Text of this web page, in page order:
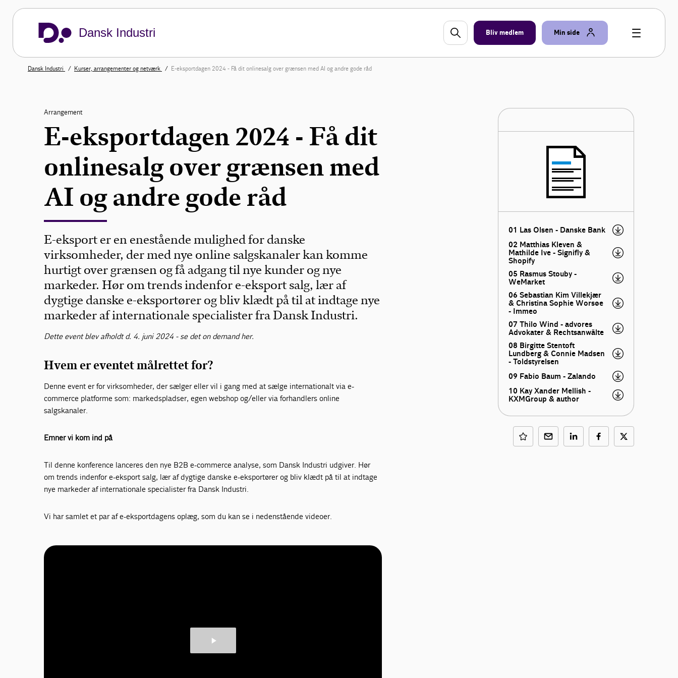
Dansk Industri Bliv medlem Min side
Dansk Industri Kurser, arrangementer og netværk E-eksportdagen 2024 - Få dit onlinesalg over grænsen med AI og andre gode råd
Arrangement
E-eksportdagen 2024 - Få dit
onlinesalg over grænsen med
AI og andre gode råd
E-eksport er en enestående mulighed for danske
virksomheder, der med nye online salgskanaler kan komme
hurtigt over grænsen og få adgang til nye kunder og nye
markeder. Hør om trends indenfor e-eksport salg, lær af
dygtige danske e-eksportører og bliv klædt på til at indtage nye
markeder af internationale specialister fra Dansk Industri.
Dette event blev afholdt d. 4. juni 2024 - se det on demand her.
Hvem er eventet målrettet for?
Denne event er for virksomheder, der sælger eller vil i gang med at sælge internationalt via e-
commerce platforme som: markedspladser, egen webshop og/eller via forhandlers online
salgskanaler.
Emner vi kom ind på
Til denne konference lanceres den nye B2B e-commerce analyse, som Dansk Industri udgiver. Hør
om trends indenfor e-eksport salg, lær af dygtige danske e-eksportører og bliv klædt på til at indtage
nye markeder af internationale specialister fra Dansk Industri.
Vi har samlet et par af e-eksportdagens oplæg, som du kan se i nedenstående videoer.
01 Las Olsen - Danske Bank
02 Matthias Kleven &
Mathilde Ive - Signifly &
Shopify
05 Rasmus Stouby -
WeMarket
06 Sebastian Kim Villekjær
& Christina Sophie Worsøe
- Immeo
07 Thilo Wind - advores
Advokater & Rechtsanwälte
08 Birgitte Stentoft
Lundberg & Connie Madsen
- Toldstyrelsen
09 Fabio Baum - Zalando
10 Kay Xander Mellish -
KXMGroup & author